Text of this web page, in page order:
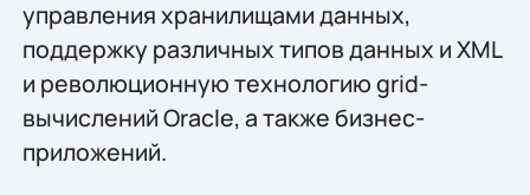
управления хранилищами данных,
поддержку различных типов данных и XML
и революционную технологию grid-
вычислений Oracle, а также бизнес-
приложений.